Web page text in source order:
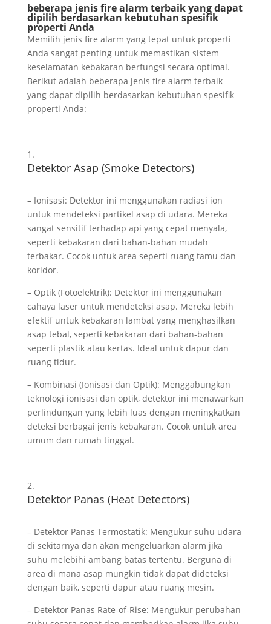
beberapa jenis fire alarm terbaik yang dapat
dipilih berdasarkan kebutuhan spesifik
properti Anda
Memilih jenis fire alarm yang tepat untuk properti
Anda sangat penting untuk memastikan sistem
keselamatan kebakaran berfungsi secara optimal.
Berikut adalah beberapa jenis fire alarm terbaik
yang dapat dipilih berdasarkan kebutuhan spesifik
properti Anda:
Detektor Asap (Smoke Detectors)
– Ionisasi: Detektor ini menggunakan radiasi ion
untuk mendeteksi partikel asap di udara. Mereka
sangat sensitif terhadap api yang cepat menyala,
seperti kebakaran dari bahan-bahan mudah
terbakar. Cocok untuk area seperti ruang tamu dan
koridor.
– Optik (Fotoelektrik): Detektor ini menggunakan
cahaya laser untuk mendeteksi asap. Mereka lebih
efektif untuk kebakaran lambat yang menghasilkan
asap tebal, seperti kebakaran dari bahan-bahan
seperti plastik atau kertas. Ideal untuk dapur dan
ruang tidur.
– Kombinasi (Ionisasi dan Optik): Menggabungkan
teknologi ionisasi dan optik, detektor ini menawarkan
perlindungan yang lebih luas dengan meningkatkan
deteksi berbagai jenis kebakaran. Cocok untuk area
umum dan rumah tinggal.
Detektor Panas (Heat Detectors)
– Detektor Panas Termostatik: Mengukur suhu udara
di sekitarnya dan akan mengeluarkan alarm jika
suhu melebihi ambang batas tertentu. Berguna di
area di mana asap mungkin tidak dapat dideteksi
dengan baik, seperti dapur atau ruang mesin.
– Detektor Panas Rate-of-Rise: Mengukur perubahan